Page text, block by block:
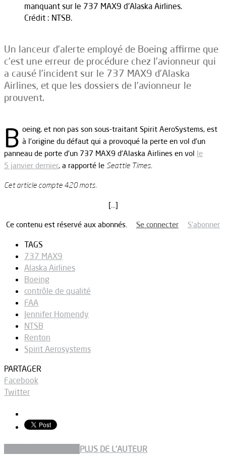
manquant sur le 737 MAX9 d'Alaska Airlines.
Crédit : NTSB.
Un lanceur d’alerte employé de Boeing affirme que
c’est une erreur de procédure chez l’avionneur qui
a causé l’incident sur le 737 MAX9 d’Alaska
Airlines, et que les dossiers de l’avionneur le
prouvent.
B oeing, et non pas son sous-traitant Spirit AeroSystems, est
à l’origine du défaut qui a provoqué la perte en vol d’un
panneau de porte d’un 737 MAX9 d’Alaska Airlines en vol le
5 janvier dernier, a rapporté le Seattle Times
Cet article compte 420 mots.
[…]
Ce contenu est réservé aux abonnés. Se connecter S’abonner
TAGS
737 MAX9
Alaska Airlines
Boeing
contrôle de qualité
FAA
Jennifer Homendy
NTSB
Renton
Spirit Aerosystems
PARTAGER
Facebook
Twitter
PLUS DE L'AUTEUR